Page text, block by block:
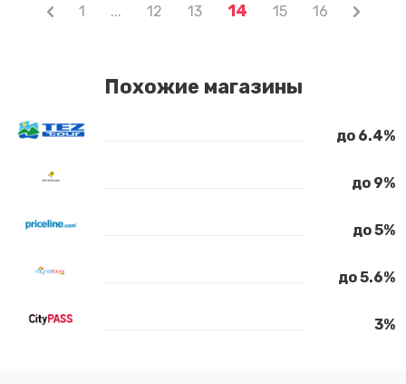
1 ... 12 13 14 15 16
Похожие магазины
до 6.4%
до 9%
до 5%
до 5.6%
3%